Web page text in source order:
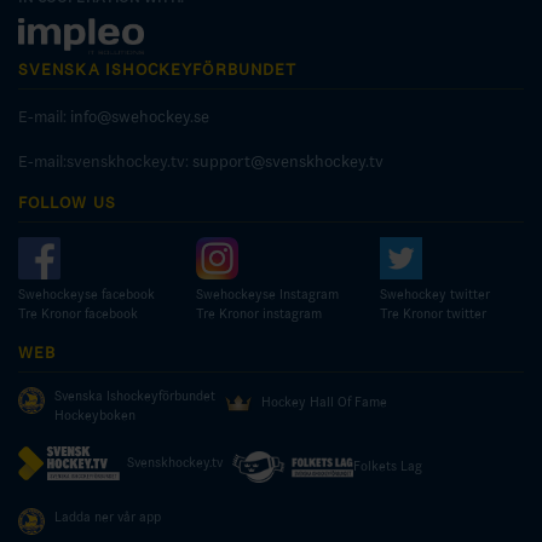
SVENSKA ISHOCKEYFÖRBUNDET
E-mail: info@swehockey.se
E-mail:svenskhockey.tv: support@svenskhockey.tv
FOLLOW US
Swehockeyse facebook
Tre Kronor facebook
Swehockeyse Instagram
Tre Kronor instagram
Swehockey twitter
Tre Kronor twitter
WEB
Svenska Ishockeyförbundet
Hockeyboken
Hockey Hall Of Fame
Svenskhockey.tv Folkets Lag
Ladda ner vår app